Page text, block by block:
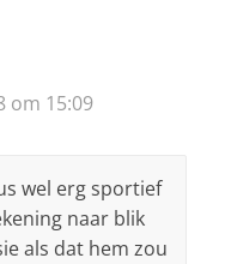
om 15:09
wel erg sportief
naar blik
als dat hem zou